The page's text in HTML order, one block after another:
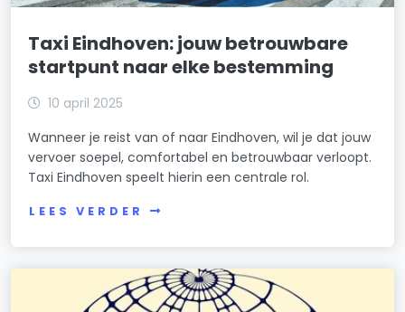
Taxi Eindhoven: jouw betrouwbare
startpunt naar elke bestemming
10 april 2025
Wanneer je reist van of naar Eindhoven, wil je dat jouw
vervoer soepel, comfortabel en betrouwbaar verloopt.
Taxi Eindhoven speelt hierin een centrale rol.
LEES VERDER